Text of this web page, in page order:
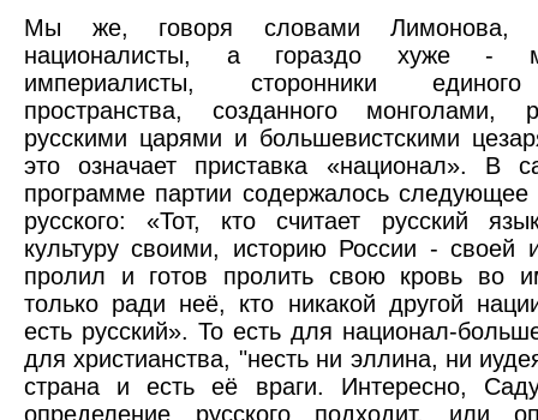
Мы же, говоря словами Лимонова,
националисты, а гораздо хуже -
империалисты, сторонники
пространства, созданного монголами,
русскими царями и большевистскими
это означает приставка «национал». В
программе партии содержалось следующее
русского: «Тот, кто считает русский
культуру своими, историю России - своей
пролил и готов пролить свою кровь во
только ради неё, кто никакой другой
есть русский». То есть для национал-
для христианства, "несть ни эллина, ни
страна и есть её враги. Интересно,
определение русского подходит, или